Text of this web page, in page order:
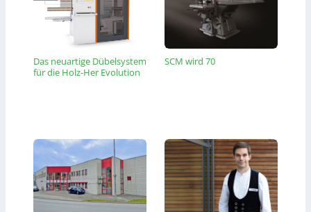
Das neuartige Dübelsystem
für die Holz-Her Evolution
SCM wird 70